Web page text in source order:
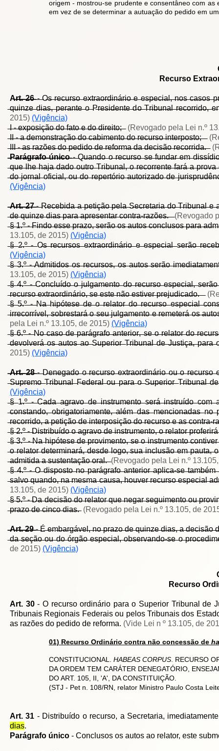
origem - mostrou-se prudente e consentâneo com
em vez de se determinar a autuação do pedido em
Recurso
A̶r̶t̶.̶ ̶2̶6̶̶-̶ ̶O̶s̶ ̶r̶e̶c̶u̶r̶s̶o̶ ̶e̶x̶t̶r̶a̶o̶r̶d̶i̶n̶á̶r̶i̶o̶ ̶e̶ ̶e̶s̶p̶e̶c̶i̶a̶l̶,̶ ̶n̶o̶s̶ ̶c̶a̶s̶o̶s̶
̶q̶u̶i̶n̶z̶e̶ ̶d̶i̶a̶s̶,̶ ̶p̶e̶r̶a̶n̶t̶e̶ ̶o̶ ̶P̶r̶e̶s̶i̶d̶e̶n̶t̶e̶ ̶d̶o̶ ̶T̶r̶i̶b̶u̶n̶a̶l̶ ̶r̶e̶c̶o̶r̶r̶i̶d̶o̶,̶
2015) (Vigência)
̶I̶ ̶-̶ ̶e̶x̶p̶o̶s̶i̶ç̶ã̶o̶ ̶d̶o̶ ̶f̶a̶t̶o̶ ̶e̶ ̶d̶o̶ ̶d̶i̶r̶e̶i̶t̶o̶;̶ ̶ (Revogado pela Lei n.º
̶I̶I̶ ̶-̶ ̶a̶ ̶d̶e̶m̶o̶n̶s̶t̶r̶a̶ç̶ã̶o̶ ̶d̶o̶ ̶c̶a̶b̶i̶m̶e̶n̶t̶o̶ ̶d̶o̶ ̶r̶e̶c̶u̶r̶s̶o̶ ̶i̶n̶t̶e̶r̶p̶o̶s̶t̶o̶;̶ ̶ ̶
̶I̶I̶I̶ ̶-̶ ̶a̶s̶ ̶r̶a̶z̶õ̶e̶s̶ ̶d̶o̶ ̶p̶e̶d̶i̶d̶o̶ ̶d̶e̶ ̶r̶e̶f̶o̶r̶m̶a̶ ̶d̶a̶ ̶d̶e̶c̶i̶s̶ã̶o̶ ̶r̶e̶c̶o̶r̶r̶i̶d̶a̶.̶ ̶
̶P̶a̶r̶á̶g̶r̶a̶f̶o̶ ̶ú̶n̶i̶c̶o̶̶-̶ ̶Q̶u̶a̶n̶d̶o̶ ̶o̶ ̶r̶e̶c̶u̶r̶s̶o̶ ̶s̶e̶ ̶f̶u̶n̶d̶a̶r̶ ̶e̶m̶
̶q̶u̶e̶ ̶l̶h̶e̶ ̶h̶a̶j̶a̶ ̶d̶a̶d̶o̶ ̶o̶u̶t̶r̶o̶ ̶T̶r̶i̶b̶u̶n̶a̶l̶,̶ ̶o̶ ̶r̶e̶c̶o̶r̶r̶e̶n̶t̶e̶ ̶f̶a̶r̶á̶ ̶a̶
̶d̶o̶ ̶j̶o̶r̶n̶a̶l̶ ̶o̶f̶i̶c̶i̶a̶l̶,̶ ̶o̶u̶ ̶d̶o̶ ̶r̶e̶p̶e̶r̶t̶ó̶r̶i̶o̶ ̶a̶u̶t̶o̶r̶i̶z̶a̶d̶o̶ ̶d̶e̶
(Vigência)
̶A̶r̶t̶.̶ ̶2̶7̶̶-̶ ̶R̶e̶c̶e̶b̶i̶d̶a̶ ̶a̶ ̶p̶e̶t̶i̶ç̶ã̶o̶ ̶p̶e̶l̶a̶ ̶S̶e̶c̶r̶e̶t̶a̶r̶i̶a̶ ̶d̶o̶ ̶T̶r̶i̶b̶u̶n̶a̶l̶ ̶e̶
̶d̶e̶ ̶q̶u̶i̶n̶z̶e̶ ̶d̶i̶a̶s̶ ̶p̶a̶r̶a̶ ̶a̶p̶r̶e̶s̶e̶n̶t̶a̶r̶ ̶c̶o̶n̶t̶r̶a̶-̶r̶a̶z̶õ̶e̶s̶.̶ ̶ ̶(Revogado
̶§̶ ̶1̶.º̶ ̶-̶ ̶F̶i̶n̶d̶o̶ ̶e̶s̶s̶e̶ ̶p̶r̶a̶z̶o̶,̶ ̶s̶e̶r̶ã̶o̶ ̶o̶s̶ ̶a̶u̶t̶o̶s̶ ̶c̶o̶n̶c̶l̶u̶s̶o̶s̶ ̶p̶a̶r̶a̶
13.105, de 2015) (Vigência)
̶§̶ ̶2̶.º̶ ̶-̶ ̶O̶s̶ ̶r̶e̶c̶u̶r̶s̶o̶s̶ ̶e̶x̶t̶r̶a̶o̶r̶d̶i̶n̶á̶r̶i̶o̶ ̶e̶ ̶e̶s̶p̶e̶c̶i̶a̶l̶ ̶s̶e̶r̶ã̶o̶
(Vigência)
̶§̶ ̶3̶.º̶ ̶-̶ ̶A̶d̶m̶i̶t̶i̶d̶o̶s̶ ̶o̶s̶ ̶r̶e̶c̶u̶r̶s̶o̶s̶,̶ ̶o̶s̶ ̶a̶u̶t̶o̶s̶ ̶s̶e̶r̶ã̶o̶
13.105, de 2015) (Vigência)
̶§̶ ̶4̶.º̶ ̶-̶ ̶C̶o̶n̶c̶l̶u̶í̶d̶o̶ ̶o̶ ̶j̶u̶l̶g̶a̶m̶e̶n̶t̶o̶ ̶d̶o̶ ̶r̶e̶c̶u̶r̶s̶o̶ ̶e̶s̶p̶e̶c̶i̶a̶l̶,̶
̶r̶e̶c̶u̶r̶s̶o̶ ̶e̶x̶t̶r̶a̶o̶r̶d̶i̶n̶á̶r̶i̶o̶,̶ ̶s̶e̶ ̶e̶s̶t̶e̶ ̶n̶ã̶o̶ ̶e̶s̶t̶i̶v̶e̶r̶ ̶p̶r̶e̶j̶u̶d̶i̶c̶a̶d̶o̶.̶ ̶ ̶
̶§̶ ̶5̶.º̶ ̶-̶ ̶N̶a̶ ̶h̶i̶p̶ó̶t̶e̶s̶e̶ ̶d̶e̶ ̶o̶ ̶r̶e̶l̶a̶t̶o̶r̶ ̶d̶o̶ ̶r̶e̶c̶u̶r̶s̶o̶ ̶e̶s̶p̶e̶c̶i̶a̶l̶
̶i̶r̶r̶e̶c̶o̶r̶r̶í̶v̶e̶l̶,̶ ̶s̶o̶b̶r̶e̶s̶t̶a̶r̶á̶ ̶o̶ ̶s̶e̶u̶ ̶j̶u̶l̶g̶a̶m̶e̶n̶t̶o̶ ̶e̶ ̶r̶e̶m̶e̶t̶e̶r̶á̶ ̶o̶s̶
pela Lei n.º 13.105, de 2015) (Vigência)
̶§̶ ̶6̶.º̶ ̶-̶ ̶N̶o̶ ̶c̶a̶s̶o̶ ̶d̶e̶ ̶p̶a̶r̶á̶g̶r̶a̶f̶o̶ ̶a̶n̶t̶e̶r̶i̶o̶r̶,̶ ̶s̶e̶ ̶o̶ ̶r̶e̶l̶a̶t̶o̶r̶ ̶d̶o̶
̶d̶e̶v̶o̶l̶v̶e̶r̶á̶ ̶o̶s̶ ̶a̶u̶t̶o̶s̶ ̶a̶o̶ ̶S̶u̶p̶e̶r̶i̶o̶r̶ ̶T̶r̶i̶b̶u̶n̶a̶l̶ ̶d̶e̶ ̶J̶u̶s̶t̶i̶ç̶a̶,̶
2015) (Vigência)
̶A̶r̶t̶.̶ ̶2̶8̶̶-̶ ̶D̶e̶n̶e̶g̶a̶d̶o̶ ̶o̶ ̶r̶e̶c̶u̶r̶s̶o̶ ̶e̶x̶t̶r̶a̶o̶r̶d̶i̶n̶á̶r̶i̶o̶ ̶o̶u̶ ̶o̶ ̶r̶e̶c̶u̶r̶s̶o̶
̶S̶u̶p̶r̶e̶m̶o̶ ̶T̶r̶i̶b̶u̶n̶a̶l̶ ̶F̶e̶d̶e̶r̶a̶l̶ ̶o̶u̶ ̶p̶a̶r̶a̶ ̶o̶ ̶S̶u̶p̶e̶r̶i̶o̶r̶ ̶T̶r̶i̶b̶u̶n̶a̶l̶
(Vigência)
̶§̶ ̶1̶.º̶ ̶-̶ ̶C̶a̶d̶a̶ ̶a̶g̶r̶a̶v̶o̶ ̶d̶e̶ ̶i̶n̶s̶t̶r̶u̶m̶e̶n̶t̶o̶ ̶s̶e̶r̶á̶ ̶i̶n̶s̶t̶r̶u̶í̶d̶o̶
̶c̶o̶n̶s̶t̶a̶n̶d̶o̶,̶ ̶o̶b̶r̶i̶g̶a̶t̶o̶r̶i̶a̶m̶e̶n̶t̶e̶,̶ ̶a̶l̶é̶m̶ ̶d̶a̶s̶ ̶m̶e̶n̶c̶i̶o̶n̶a̶d̶a̶s̶
̶r̶e̶c̶o̶r̶r̶i̶d̶o̶,̶ ̶a̶ ̶p̶e̶t̶i̶ç̶ã̶o̶ ̶d̶e̶ ̶i̶n̶t̶e̶r̶p̶o̶s̶i̶ç̶ã̶o̶ ̶d̶o̶ ̶r̶e̶c̶u̶r̶s̶o̶ ̶e̶ ̶a̶s̶
̶§̶ ̶2̶.º̶ ̶-̶ ̶D̶i̶s̶t̶r̶i̶b̶u̶í̶d̶o̶ ̶o̶ ̶a̶g̶r̶a̶v̶o̶ ̶d̶e̶ ̶i̶n̶s̶t̶r̶u̶m̶e̶n̶t̶o̶,̶ ̶o̶ ̶r̶e̶l̶a̶t̶o̶r̶
̶§̶ ̶3̶.º̶ ̶-̶ ̶N̶a̶ ̶h̶i̶p̶ó̶t̶e̶s̶e̶ ̶d̶e̶ ̶p̶r̶o̶v̶i̶m̶e̶n̶t̶o̶,̶ ̶s̶e̶ ̶o̶ ̶i̶n̶s̶t̶r̶u̶m̶e̶n̶t̶o̶
̶o̶ ̶r̶e̶l̶a̶t̶o̶r̶ ̶d̶e̶t̶e̶r̶m̶i̶n̶a̶r̶á̶,̶ ̶d̶e̶s̶d̶e̶ ̶l̶o̶g̶o̶,̶ ̶s̶u̶a̶ ̶i̶n̶c̶l̶u̶s̶ã̶o̶ ̶e̶m̶ ̶p̶a̶u̶t̶a̶,̶
̶a̶d̶m̶i̶t̶i̶d̶a̶ ̶a̶ ̶s̶u̶s̶t̶e̶n̶t̶a̶ç̶ã̶o̶ ̶o̶r̶a̶l̶.̶ ̶(Revogado pela Lei n.º
̶§̶ ̶4̶.º̶ ̶-̶ ̶O̶ ̶d̶i̶s̶p̶o̶s̶t̶o̶ ̶n̶o̶ ̶p̶a̶r̶á̶g̶r̶a̶f̶o̶ ̶a̶n̶t̶e̶r̶i̶o̶r̶ ̶a̶p̶l̶i̶c̶a̶-̶s̶e̶
̶s̶a̶l̶v̶o̶ ̶q̶u̶a̶n̶d̶o̶,̶ ̶n̶a̶ ̶m̶e̶s̶m̶a̶ ̶c̶a̶u̶s̶a̶,̶ ̶h̶o̶u̶v̶e̶r̶ ̶r̶e̶c̶u̶r̶s̶o̶ ̶e̶s̶p̶e̶c̶i̶a̶l̶
13.105, de 2015) (Vigência)
̶§̶ ̶5̶.º̶ ̶-̶ ̶D̶a̶ ̶d̶e̶c̶i̶s̶ã̶o̶ ̶d̶o̶ ̶r̶e̶l̶a̶t̶o̶r̶ ̶q̶u̶e̶ ̶n̶e̶g̶a̶r̶ ̶s̶e̶g̶u̶i̶m̶e̶n̶t̶o̶ ̶o̶u̶
̶p̶r̶a̶z̶o̶ ̶d̶e̶ ̶c̶i̶n̶c̶o̶ ̶d̶i̶a̶s̶.̶ (Revogado pela Lei n.º 13.105, de
̶A̶r̶t̶.̶ ̶2̶9̶̶-̶ ̶É̶ ̶e̶m̶b̶a̶r̶g̶á̶v̶e̶l̶,̶ ̶n̶o̶ ̶p̶r̶a̶z̶o̶ ̶d̶e̶ ̶q̶u̶i̶n̶z̶e̶ ̶d̶i̶a̶s̶,̶ ̶a̶ ̶d̶e̶c̶i̶s̶ã̶o̶
̶d̶a̶ ̶s̶e̶ç̶ã̶o̶ ̶o̶u̶ ̶d̶o̶ ̶ó̶r̶g̶ã̶o̶ ̶e̶s̶p̶e̶c̶i̶a̶l̶,̶ ̶o̶b̶s̶e̶r̶v̶a̶n̶d̶o̶-̶s̶e̶ ̶o̶
de 2015) (Vigência)
Recurso
Art. 30- O recurso ordinário para o Superior Tribunal de
Tribunais Regionais Federais ou pelos Tribunais dos
as razões do pedido de reforma. (Vide Lei n º 13.105, de
01) Recurso Ordinário contra não concessão de
CONSTITUCIONAL. HABEAS CORPUS . RECURSO
DA ORDEM TEM CARÁTER DENEGATÓRIO,
DO ART. 105, II, 'A', DA CONSTITUIÇÃO.
(STJ - Pet n. 108/RN, relator Ministro Paulo Costa
Art. 31 - Distribuído o recurso, a Secretaria,
dias.
Parágrafo único - Conclusos os autos ao relator, este